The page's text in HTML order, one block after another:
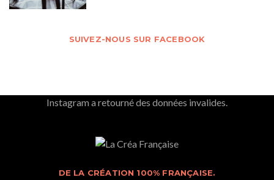
SUIVEZ-NOUS SUR FACEBOOK
Instagram a retourné des données invalides.
DE LA CRÉATION 100% FRANÇAISE.